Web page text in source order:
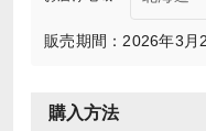
販売期間：2026年3
購入方法